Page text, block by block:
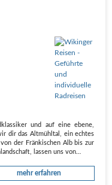
und auf eine ebene,
dir das Altmühltal, ein echtes
der Fränkischen Alb bis zur
lassen uns von…
mehr erfahren